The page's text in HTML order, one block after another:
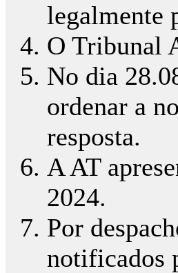
legalmente
O Tribunal
No dia
ordenar a
resposta.
A AT
2024.
Por
notificados